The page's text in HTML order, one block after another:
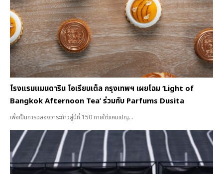
โรงแรมแมนดาริน โอเรียนเต็ล กรุงเทพฯ เผยโฉม ‘Light of
Bangkok Afternoon Tea’ ร่วมกับ Parfums Dusita
เพื่อเป็นการฉลองวาระก้าวสู่ปีที่ 150 ภายใต้แคมเปญ...